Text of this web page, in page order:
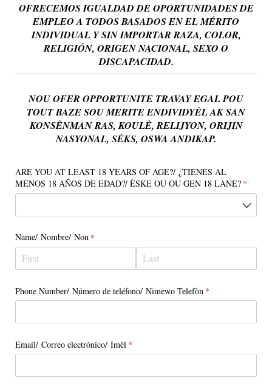
OFRECEMOS IGUALDAD DE OPORTUNIDADES DE
EMPLEO A TODOS BASADOS EN EL MÉRITO
INDIVIDUAL Y SIN IMPORTAR RAZA, COLOR,
RELIGIÓN, ORIGEN NACIONAL, SEXO O
DISCAPACIDAD.
NOU OFER OPPORTUNITE TRAVAY EGAL POU
TOUT BAZE SOU MERITE ENDIVIDYÈL AK SAN
KONSÈNMAN RAS, KOULÈ, RELIJYON, ORIJIN
NASYONAL, SÈKS, OSWA ANDIKAP.
ARE YOU AT LEAST 18 YEARS OF AGE?/​ ¿TIENES AL
MENOS 18 AÑOS DE EDAD?/​ ÈSKE OU OU GEN 18 LANE? *
Name/​ Nombre/​ Non *
(required)
Phone Number/​ Número de teléfono/​ Nimewo Telefòn *
(required)
Email/​ Correo electrónico/​ Imèl *
(required)